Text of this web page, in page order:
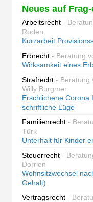
Neues auf
Arbeitsrecht -
Roden
Kurzarbeit
Erbrecht - Beratung
Wirksamkeit eines
Strafrecht - Beratung
Willy Burgmer
Erschlichene Corona
schriftliche Lüge
Familienrecht -
Türk
Unterhalt für Kinder
Steuerrecht -
Dorrien
Wohnsitzwechsel
Gehalt)
Vertragsrecht -